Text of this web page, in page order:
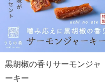
黒胡椒の香りサーモンジャ
ーキー